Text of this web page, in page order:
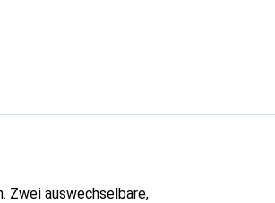
Zwei auswechselbare,